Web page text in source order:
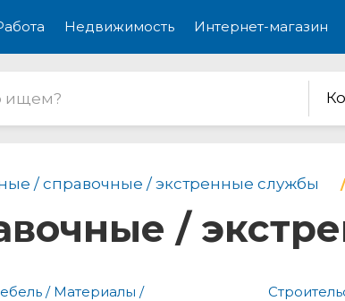
Недвижимость Интернет-магазин
/ справочные / экстренные службы
/
/ Материалы /